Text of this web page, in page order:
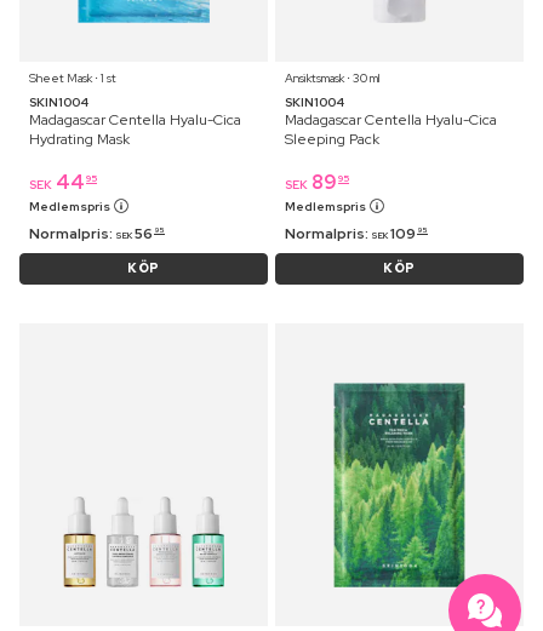
Sheet Mask ⋅ 1 st
SKIN1004
Madagascar Centella Hyalu-Cica
Hydrating Mask
SEK 44 95
Medlemspris
Normalpris: SEK 56 95
KÖP
Ansiktsmask ⋅ 30 ml
SKIN1004
Madagascar Centella Hyalu-Cica
Sleeping Pack
SEK 89 95
Medlemspris
Normalpris: SEK 109 95
KÖP